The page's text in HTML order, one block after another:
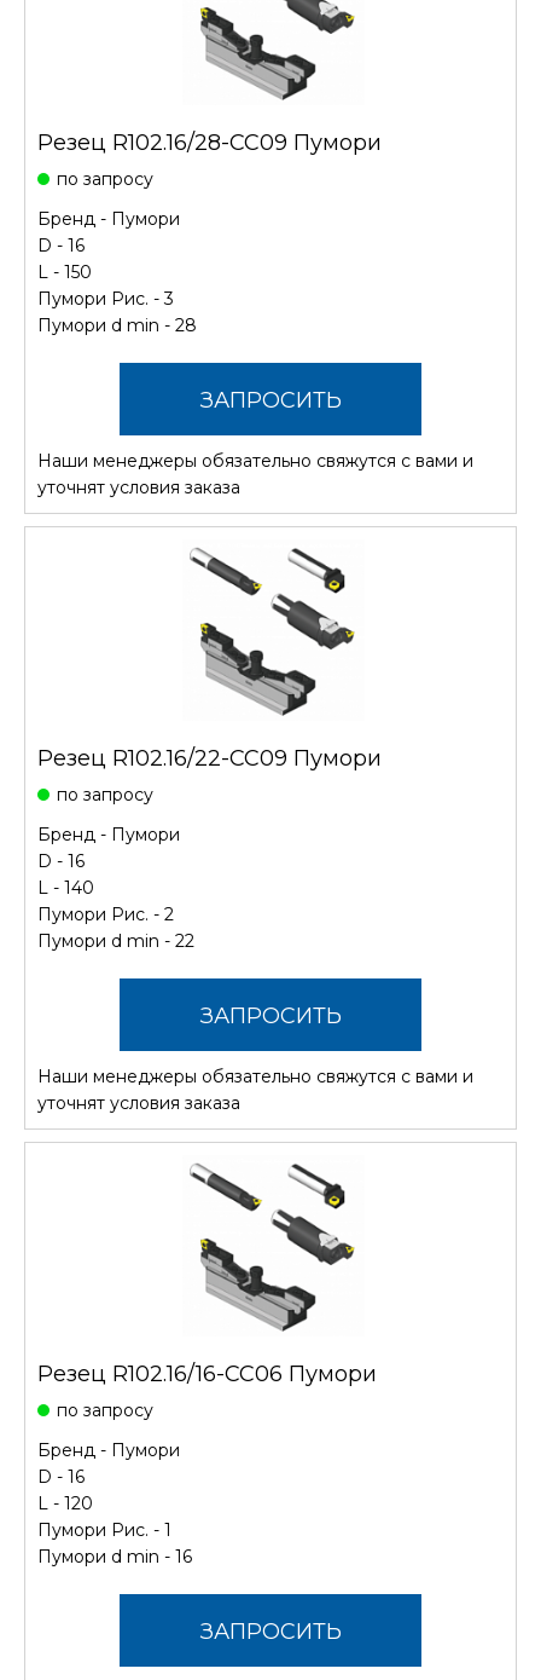
Резец R102.16/28-CC09 Пумори
по запросу
Бренд - Пумори
D - 16
L - 150
Пумори Рис. - 3
Пумори d min - 28
ЗАПРОСИТЬ
СТОИМОСТЬ
Наши менеджеры обязательно свяжутся с вами и
уточнят условия заказа
Резец R102.16/22-CC09 Пумори
по запросу
Бренд - Пумори
D - 16
L - 140
Пумори Рис. - 2
Пумори d min - 22
ЗАПРОСИТЬ
СТОИМОСТЬ
Наши менеджеры обязательно свяжутся с вами и
уточнят условия заказа
Резец R102.16/16-CC06 Пумори
по запросу
Бренд - Пумори
D - 16
L - 120
Пумори Рис. - 1
Пумори d min - 16
ЗАПРОСИТЬ